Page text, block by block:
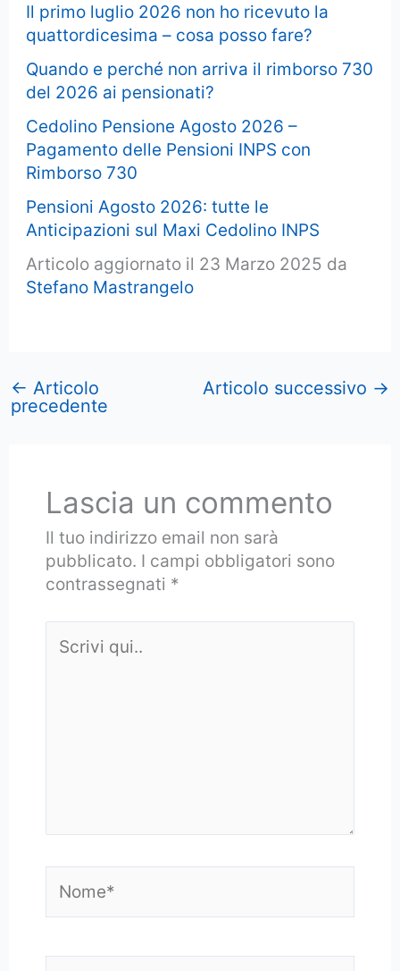
Il primo luglio 2026 non ho ricevuto la
quattordicesima – cosa posso fare?
Quando e perché non arriva il rimborso 730
del 2026 ai pensionati?
Cedolino Pensione Agosto 2026 –
Pagamento delle Pensioni INPS con
Rimborso 730
Pensioni Agosto 2026: tutte le
Anticipazioni sul Maxi Cedolino INPS
Articolo aggiornato il 23 Marzo 2025 da
Stefano Mastrangelo
← Articolo
precedente
Articolo successivo →
Lascia un commento
Il tuo indirizzo email non sarà
pubblicato. I campi obbligatori sono
contrassegnati *
qui..